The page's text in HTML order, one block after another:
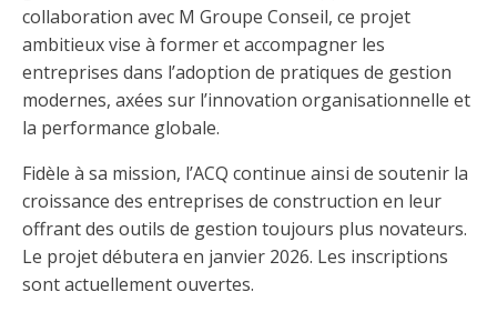
Taux horaires de référence pour des travaux
d’électricité en construction
Attention : Licence obligatoire
Mention Mixité
Outils pratiques
Déposer une plainte
Documents de référence
Identification des véhicules et des documents
d’électricité en construction
Tarifs et contre-tarifs douaniers
Admission à la CMEQ
Ressources informationnelles
Formulaires, guides et autres documents
informatifs
Foire aux questions sur la qualification
Rapports et documentation
Rapports annuels de la CMEQ
Lois et règlements
Logo et normes graphiques
Annonces et publications
Perfectionnement de la main-d’œuvre
Mars, mois de la formation
Logos formation continue
Formations continue obligatoire
Obligation de formation des répondants
collaboration avec M Groupe Conseil, ce projet
ambitieux vise à former et accompagner les
entreprises dans l’adoption de pratiques de gestion
modernes, axées sur l’innovation organisationnelle et
la performance globale.
Fidèle à sa mission, l’ACQ continue ainsi de soutenir la
croissance des entreprises de construction en leur
offrant des outils de gestion toujours plus novateurs.
Le projet débutera en janvier 2026. Les inscriptions
sont actuellement ouvertes.